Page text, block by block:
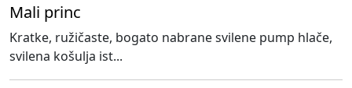
Mali princ
Kratke, ružičaste, bogato nabrane svilene pump hlače,
svilena košulja ist...